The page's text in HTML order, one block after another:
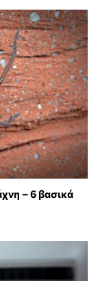
– 6 βασικά